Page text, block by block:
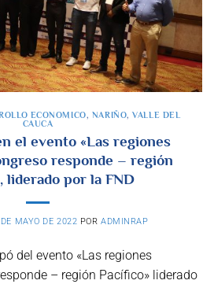
ECONOMICO, NARIÑO,VALLE DEL
CAUCA
el evento «Las regiones
responde – región
liderado por la FND
MAYO DE 2022 PORADMINRAP
del evento «Las regiones
– región Pacífico» liderado